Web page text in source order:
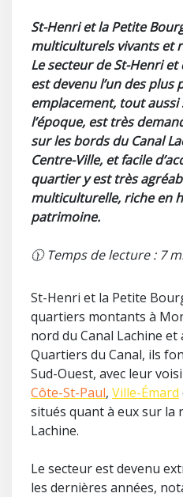
St-Henri et la Petite
multiculturels vivants et
Le secteur de St-Henri
est devenu l’un des plus
emplacement, tout aussi
l’époque, est très
sur les bords du Canal
Centre-Ville, et facile
quartier y est très
multiculturelle, riche en
patrimoine.
🕦 Temps de lecture : 7
St-Henri et la Petite
quartiers montants à
nord du Canal Lachine et
Quartiers du Canal, ils
Sud-Ouest, avec leur
Côte-St-Paul, Ville-Émard
situés quant à eux sur la
Lachine.
Le secteur est devenu
les dernières années,